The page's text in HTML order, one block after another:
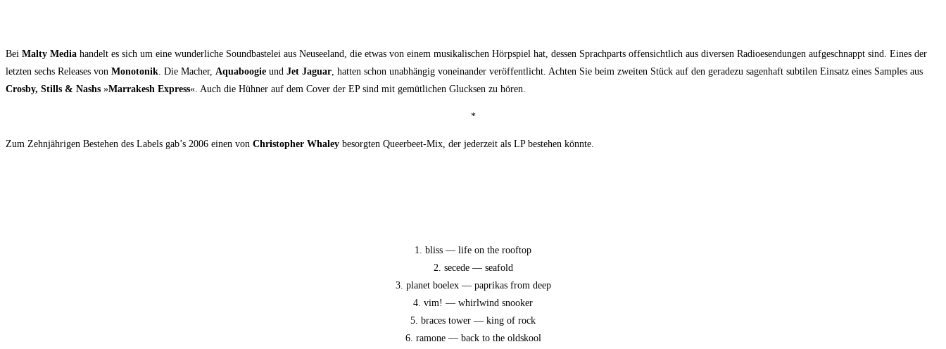
Bei Mal­ty Media han­delt es sich um eine wun­der­li­che Sound­bas­te­lei aus Neu­see­land, die etwas von einem musi­ka­li­schen Hörp­spiel hat, des­sen Sprach­parts offen­sicht­lich aus diver­sen Radioe­sen­dun­gen auf­ge­schnappt sind. Eines der
letz­ten sechs Releases von Mono­to­nik . Die Macher, Aqua­boo­gie und Jet Jagu­ar , hat­ten schon unab­hän­gig von­ein­an­der ver­öf­fent­licht. Ach­ten Sie beim zwei­ten Stück auf den gera­de­zu sagen­haft sub­ti­len Ein­satz eines Samples aus
Crosby, Stills & Nashs »Mar­ra­kesh Express«. Auch die Hüh­ner auf dem Cover der EP sind mit gemüt­li­chen Gluck­sen zu hören.
*
Zum Zehn­jäh­ri­gen Bestehen des Labels gab’s 2006 einen von Chris­to­pher Wha­ley besorg­ten Que­er­beet-Mix, der jeder­zeit als LP bestehen könnte.
1. bliss — life on the rooftop
2. sece­de — seafold
3. pla­net boe­lex — papri­kas from deep
4. vim! — whirl­wind snooker
5. braces tower — king of rock
6. ramo­ne — back to the oldskool